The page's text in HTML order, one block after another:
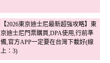
【2026東京迪士尼最新超強攻略】東
京迪士尼門票購買,DPA使用,行前準
備,官方APP一定要在台灣下載好(線
上：3)